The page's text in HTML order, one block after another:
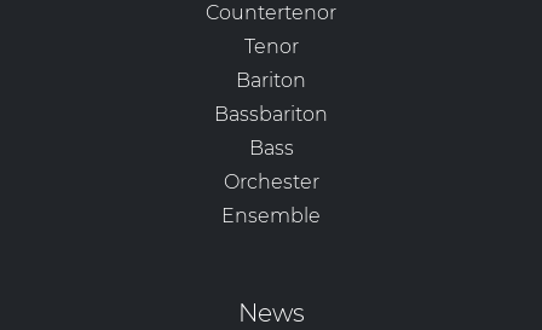
Countertenor
Tenor
Bariton
Bassbariton
Bass
Orchester
Ensemble
News